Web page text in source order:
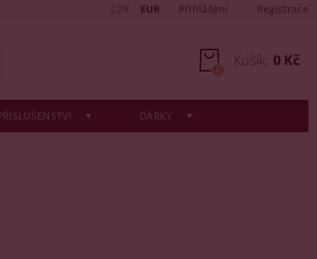
EUR Přihlášení Registrace
Košík: 0 Kč
0
DÁRKY